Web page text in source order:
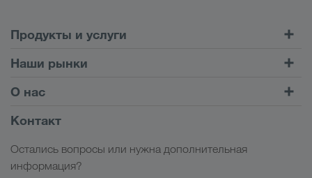
Продукты и услуги
Автомобильные перевозки
Клиентский портал CONNECT
Цифровые решения
Мой вход в систему LKW WALTER
Наши рынки
Европа
Кавказ
Центральная Азия
Ближний Восток
О нас
Информация о компании
Социальная ответственность
Контакт
Остались вопросы или нужна дополнительная
информация?